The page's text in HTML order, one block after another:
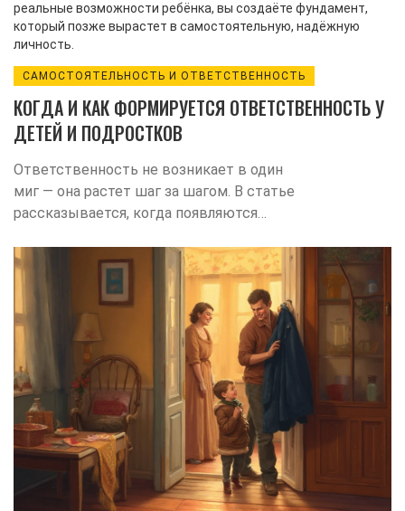
реальные возможности ребёнка, вы создаёте фундамент,
который позже вырастет в самостоятельную, надёжную
личность.
САМОСТОЯТЕЛЬНОСТЬ И ОТВЕТСТВЕННОСТЬ
КОГДА И КАК ФОРМИРУЕТСЯ ОТВЕТСТВЕННОСТЬ У
ДЕТЕЙ И ПОДРОСТКОВ
Ответственность не возникает в один
миг — она растет шаг за шагом. В статье
рассказывается, когда появляются
почему их важно поддерживать и как
родителям помогать детям становиться
ответственнее.